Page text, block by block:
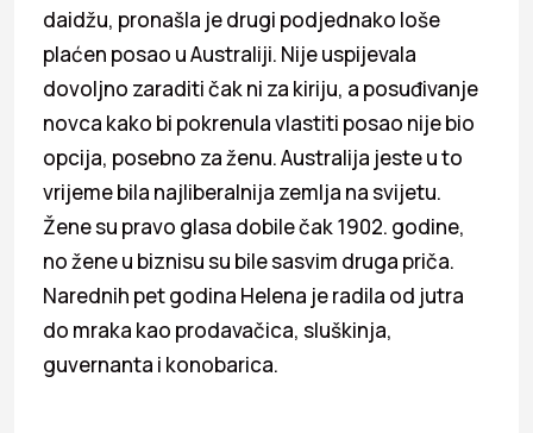
daidžu, pronašla je drugi podjednako loše
plaćen posao u Australiji. Nije uspijevala
dovoljno zaraditi čak ni za kiriju, a posuđivanje
novca kako bi pokrenula vlastiti posao nije bio
opcija, posebno za ženu. Australija jeste u to
vrijeme bila najliberalnija zemlja na svijetu.
Žene su pravo glasa dobile čak 1902. godine,
no žene u biznisu su bile sasvim druga priča.
Narednih pet godina Helena je radila od jutra
do mraka kao prodavačica, sluškinja,
guvernanta i konobarica.